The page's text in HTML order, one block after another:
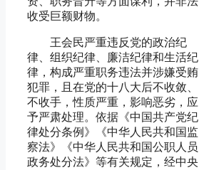
收受巨额财物。
王会民严重违反党的政治纪
律、组织纪律、廉洁纪律和生活纪
律，构成严重职务违法并涉嫌受贿
犯罪，且在党的十八大后不收敛、
不收手，性质严重，影响恶劣，应
予严肃处理。依据《中国共产党纪
律处分条例》《中华人民共和国监
察法》《中华人民共和国公职人员
政务处分法》等有关规定，经中央